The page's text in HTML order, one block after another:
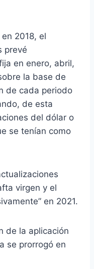
2018, el
prevé
en enero, abril,
la base de
de cada periodo
de esta
del dólar o
se tenían como
virgen y el
en 2021.
de la aplicación
se prorrogó en